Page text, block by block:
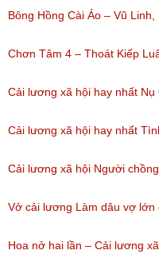
Bông Hồng Cài Áo – Vũ Linh,
Chơn Tâm 4 – Thoát Kiếp
267)
Cải lương xã hội hay nhất
Thủy
(Lượt nghe: 776)
Cải lương xã hội hay nhất
Cải lương xã hội Người
nghe: 475)
Vở cải lương Làm dâu vợ
nghe: 383)
Hoa nở hai lần – Cải lương